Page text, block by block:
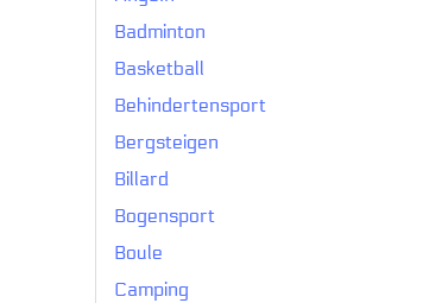
Badminton
Basketball
Behindertensport
Bergsteigen
Billard
Bogensport
Boule
Camping